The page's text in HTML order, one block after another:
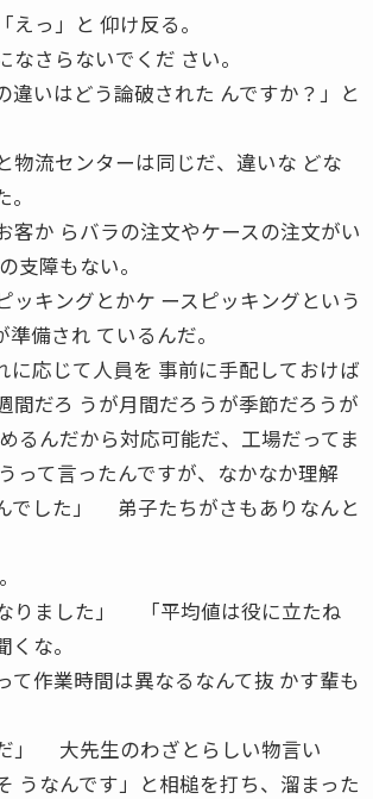
えっ」と 仰け反る。
なさらないでくだ さい。
違いはどう論破された んですか？」と
物流センターは同じだ、違いな どな
客か らバラの注文やケースの注文がい
支障もない。
ッキングとかケ ースピッキングという
備され ているんだ。
に応じて人員を 事前に手配しておけば
間だろ うが月間だろうが季節だろうが
るんだから対応可能だ、工場だってま
って言ったんですが、なかなか理解
でした」 弟子たちがさもありなんと
りました」 「平均値は役に立たね
な。
て作業時間は異なるなんて抜 かす輩も
」 大先生のわざとらしい物言い
うなんです」と相槌を打ち、溜まった